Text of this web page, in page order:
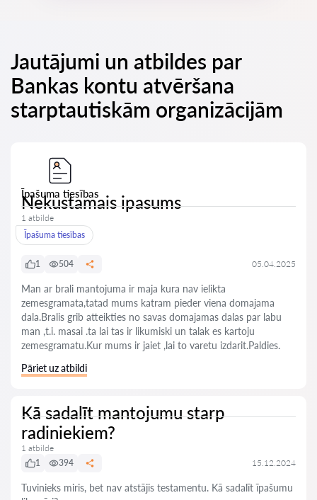
Jautājumi un atbildes par
Bankas kontu atvēršana
starptautiskām organizācijām
Īpašuma tiesības
Nekustamais ipasums
1 atbilde
Īpašuma tiesības
1 504 05.04.2025
Man ar brali mantojuma ir maja kura nav ielikta
zemesgramata,tatad mums katram pieder viena domajama
dala.Bralis grib atteikties no savas domajamas dalas par labu
man ,t.i. masai .ta lai tas ir likumiski un talak es kartoju
zemesgramatu.Kur mums ir jaiet ,lai to varetu izdarit.Paldies.
Pāriet uz atbildi
Kā sadalīt mantojumu starp
radiniekiem?
1 atbilde
1
394 15.12.2024
Tuvinieks miris, bet nav atstājis testamentu. Kā sadalīt īpašumu